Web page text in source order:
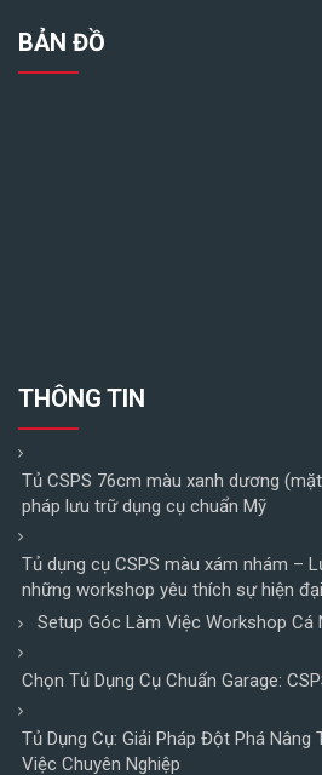
BẢN ĐỒ
THÔNG TIN
Tủ CSPS 76cm màu xanh dương
pháp lưu trữ dụng cụ chuẩn Mỹ
Tủ dụng cụ CSPS màu xám nhám –
những workshop yêu thích sự hiện đại
Setup Góc Làm Việc Workshop Cá
Chọn Tủ Dụng Cụ Chuẩn Garage:
Tủ Dụng Cụ: Giải Pháp Đột Phá Nâng
Việc Chuyên Nghiệp